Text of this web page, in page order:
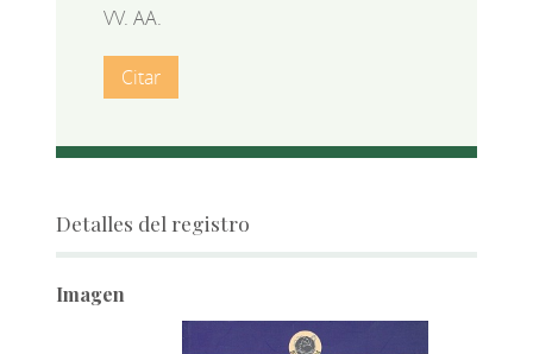
VV. AA.
Citar
Detalles del registro
Imagen